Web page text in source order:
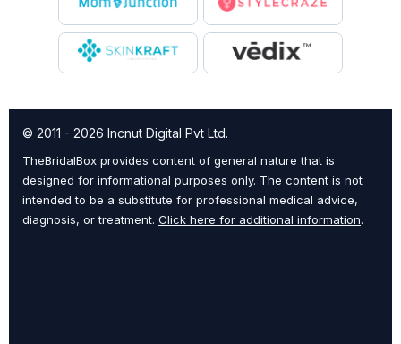
© 2011 - 2026 Incnut Digital Pvt Ltd.
TheBridalBox provides content of general nature that is
designed for informational purposes only. The content is not
intended to be a substitute for professional medical advice,
diagnosis, or treatment. Click here for additional information.